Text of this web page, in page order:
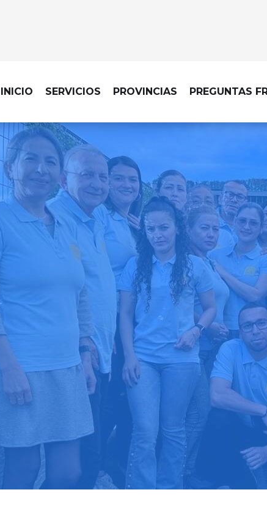
INICIO SERVICIOS PROVINCIAS PREGUNTAS
LIMPIEZA DE
tu obra impecable,
Pide tu presupuesto gratis
Más de 1000 clientes